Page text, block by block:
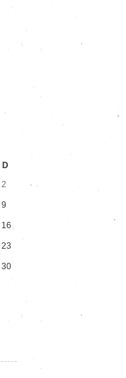
D
2
9
16
23
30